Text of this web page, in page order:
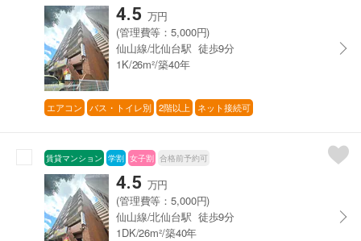
4.5 万円
(管理費等：5,000円)
仙山線/北仙台駅 徒歩9分
1K/26m²/築40年
エアコン バス・トイレ別 2階以上 ネット接続可
賃貸マンション 学割 女子割 合格前予約可
4.5 万円
(管理費等：5,000円)
仙山線/北仙台駅 徒歩9分
1DK/26m²/築40年